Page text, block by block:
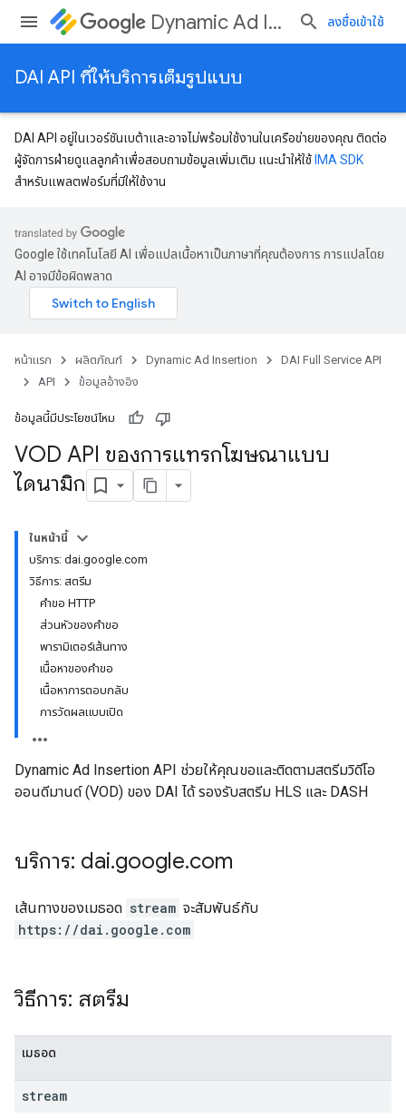
Dynamic Ad Insertion ลงชื่อเข้าใช้
DAI API ที่ให้บริการเต็มรูปแบบ
DAI API อยู่ในเวอร์ชันเบต้าและอาจไม่พร้อมใช้งานในเครือข่ายของคุณ ติดต่อ
ผู้จัดการฝ่ายดูแลลูกค้าเพื่อสอบถามข้อมูลเพิ่มเติม แนะนำให้ใช้ IMA SDK
สำหรับแพลตฟอร์มที่มีให้ใช้งาน
Google ใช้เทคโนโลยี AI เพื่อแปลเนื้อหาเป็นภาษาที่คุณต้องการ การแปลโดย
AI อาจมีข้อผิดพลาด
หน้าแรก ผลิตภัณฑ์ Dynamic Ad Insertion
DAI Full Service API
API
ข้อมูลอ้างอิง
ข้อมูลนี้มีประโยชน์ไหม
VOD API ของการแทรกโฆษณาแบบ
ไดนามิก
ในหน้านี้
บริการ: dai.google.com
วิธีการ: สตรีม
คำขอ HTTP
ส่วนหัวของคำขอ
พารามิเตอร์เส้นทาง
เนื้อหาของคำขอ
เนื้อหาการตอบกลับ
การวัดผลแบบเปิด
Dynamic Ad Insertion API ช่วยให้คุณขอและติดตามสตรีมวิดีโอ
ออนดีมานด์ (VOD) ของ DAI ได้ รองรับสตรีม HLS และ DASH
บริการ: dai.google.com
เส้นทางของเมธอด stream จะสัมพันธ์กับ
https://dai.google.com
วิธีการ: สตรีม
เมธอด
stream